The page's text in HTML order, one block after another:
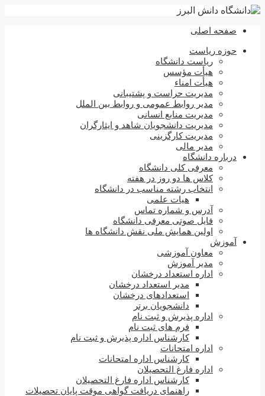
صفحه اصلی
حوزه ریاست
ریاست دانشگاه
هیأت مؤسس
هیأت امناء
مدیریت حراست و پشتیبانی
مدیر روابط عمومی و روابط بین الملل
مدیریت منابع انسانی
مدیریت دانشجویان شاهد و ایثارگران
مدیریت کارگزینی
مدیر مالی
درباره دانشگاه
معرفی کلی دانشگاه
کلاس ها دو روز در هفته
انتخاب رشته مناسب در دانشگاه
هیات علمی
آدرس و شماره تماس
فایل صوتی معرفی دانشگاه
اولین همایش ملی نقش دانشگاه ها
آموزش
معاون آموزشی
مدیر آموزش
اداره استعداد درخشان
مدیر استعداد درخشان
استعدادهای درخشان
دانشجویان برتر
اداره پذیرش و ثبت نام
فرم های ثبت نام
کارشناس اداره پذیرش و ثبت نام
اداره امتحانات
کارشناس اداره امتحانات
اداره فارغ التحصیلان
کارشناس اداره فارغ التحصیلان
راهنمای دریافت گواهی موقت پایان تحصیلات